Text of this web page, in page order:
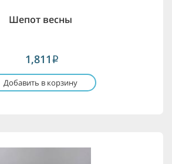
Шепот весны
1,811 i
Добавить в корзину